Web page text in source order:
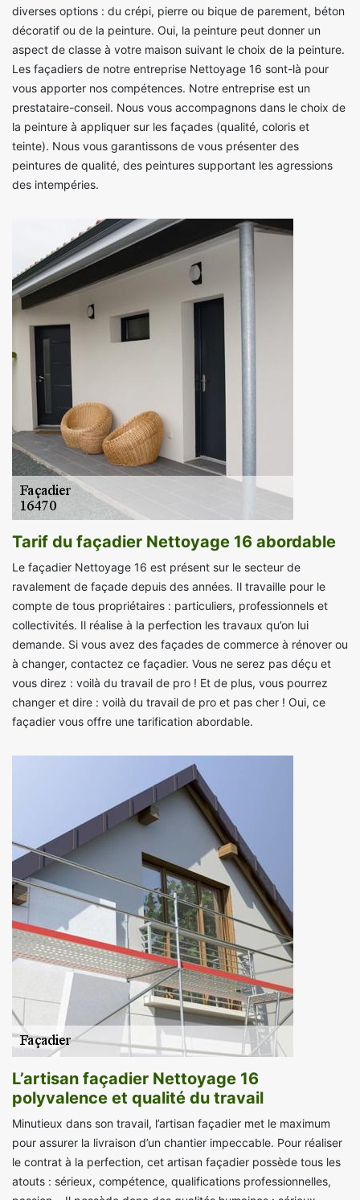
diverses options : du crépi, pierre ou bique de parement, béton
décoratif ou de la peinture. Oui, la peinture peut donner un
aspect de classe à votre maison suivant le choix de la peinture.
Les façadiers de notre entreprise Nettoyage 16 sont-là pour
vous apporter nos compétences. Notre entreprise est un
prestataire-conseil. Nous vous accompagnons dans le choix de
la peinture à appliquer sur les façades (qualité, coloris et
teinte). Nous vous garantissons de vous présenter des
peintures de qualité, des peintures supportant les agressions
des intempéries.
Tarif du façadier Nettoyage 16 abordable
Le façadier Nettoyage 16 est présent sur le secteur de
ravalement de façade depuis des années. Il travaille pour le
compte de tous propriétaires : particuliers, professionnels et
collectivités. Il réalise à la perfection les travaux qu’on lui
demande. Si vous avez des façades de commerce à rénover ou
à changer, contactez ce façadier. Vous ne serez pas déçu et
vous direz : voilà du travail de pro ! Et de plus, vous pourrez
changer et dire : voilà du travail de pro et pas cher ! Oui, ce
façadier vous offre une tarification abordable.
L’artisan façadier Nettoyage 16
polyvalence et qualité du travail
Minutieux dans son travail, l’artisan façadier met le maximum
pour assurer la livraison d’un chantier impeccable. Pour réaliser
le contrat à la perfection, cet artisan façadier possède tous les
atouts : sérieux, compétence, qualifications professionnelles,